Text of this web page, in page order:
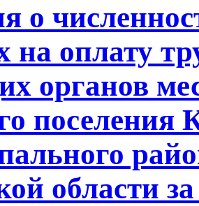
о
на оплату
органов
поселения
области